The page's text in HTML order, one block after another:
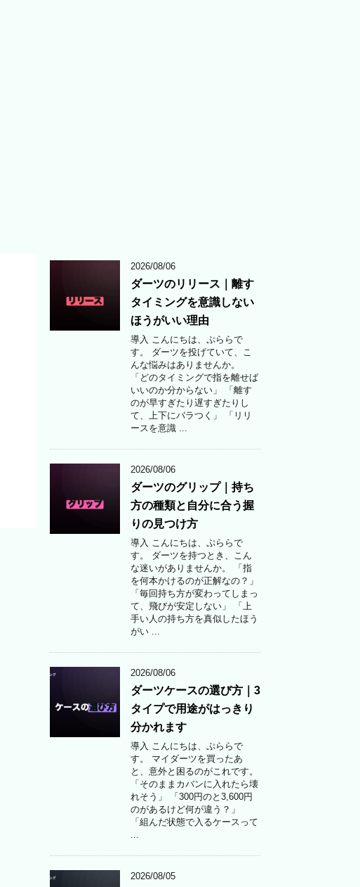
2026/08/06
ダーツのリリース｜離す
タイミングを意識しない
ほうがいい理由
導入 こんにちは、ぷららで
す。 ダーツを投げていて、こ
んな悩みはありませんか。
「どのタイミングで指を離せば
いいのか分からない」 「離す
のが早すぎたり遅すぎたりし
て、上下にバラつく」 「リリ
ースを意識 ...
2026/08/06
ダーツのグリップ｜持ち
方の種類と自分に合う握
りの見つけ方
導入 こんにちは、ぷららで
す。 ダーツを持つとき、こん
な迷いがありませんか。 「指
を何本かけるのが正解なの？」
「毎回持ち方が変わってしまっ
て、飛びが安定しない」 「上
手い人の持ち方を真似したほう
がい ...
2026/08/06
ダーツケースの選び方｜3
タイプで用途がはっきり
分かれます
導入 こんにちは、ぷららで
す。 マイダーツを買ったあ
と、意外と困るのがこれです。
「そのままカバンに入れたら壊
れそう」 「300円のと3,600円
のがあるけど何が違う？」
「組んだ状態で入るケースって
...
2026/08/05